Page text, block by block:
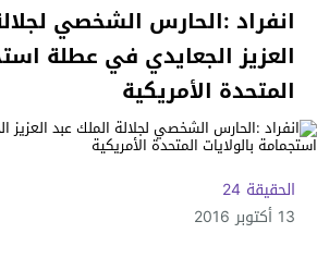
انفراد :الحارس الشخصي
العزيز الجعايدي في عطلة
المتحدة الأمريكية
الحقيقة 24
13 أكتوبر 2016